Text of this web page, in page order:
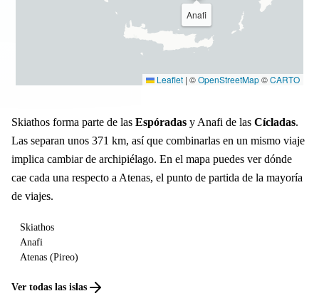
Anafi
Leaflet | ©OpenStreetMap©CARTO
Skiathos forma parte de las Espóradas y Anafi de las Cícladas.
Las separan unos 371 km, así que combinarlas en un mismo viaje
implica cambiar de archipiélago. En el mapa puedes ver dónde
cae cada una respecto a Atenas, el punto de partida de la mayoría
de viajes.
Skiathos
Anafi
Atenas (Pireo)
Ver todas las islas